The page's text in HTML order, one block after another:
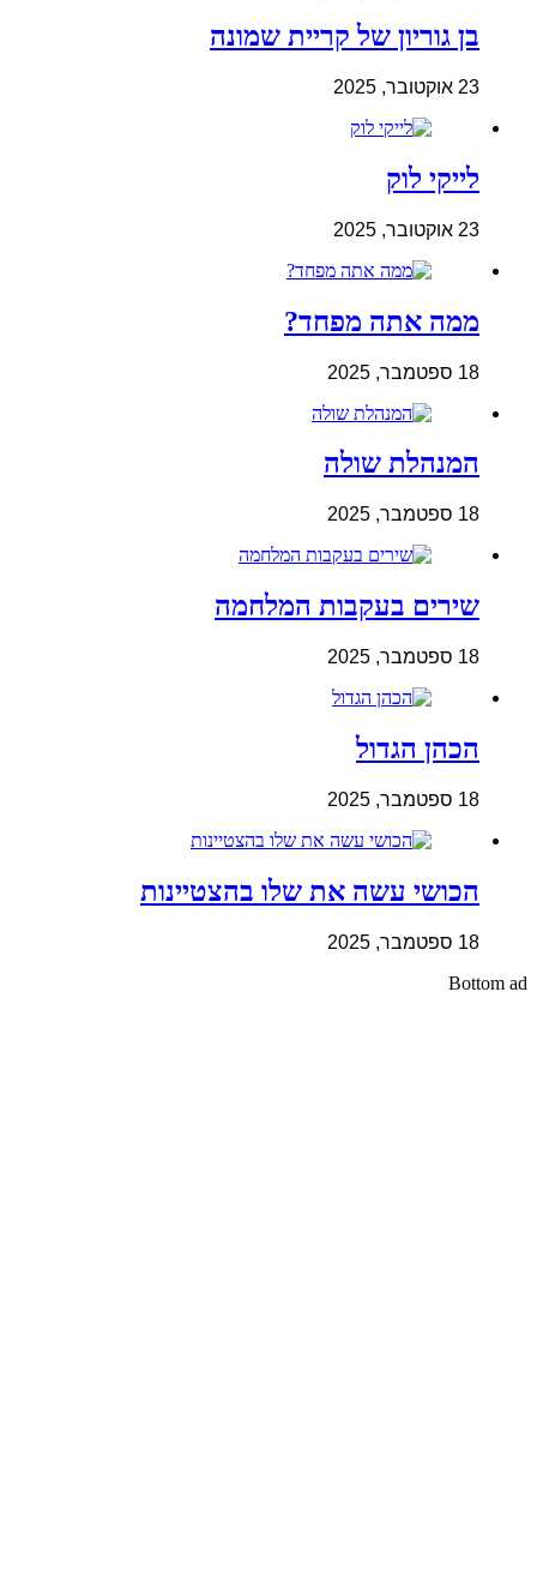
בן גוריון של קריית שמונה
23 אוקטובר, 2025
לייקי לוק
23 אוקטובר, 2025
ממה אתה מפחד?
18 ספטמבר, 2025
המנהלת שולה
18 ספטמבר, 2025
שירים בעקבות המלחמה
18 ספטמבר, 2025
הכהן הגדול
18 ספטמבר, 2025
הכושי עשה את שלו בהצטיינות
18 ספטמבר, 2025
Bottom ad